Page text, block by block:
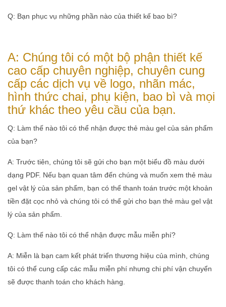
Q: Bạn phục vụ những phần nào của thiết kế bao bì?
A: Chúng tôi có một bộ phận thiết kế
cao cấp chuyên nghiệp, chuyên cung
cấp các dịch vụ về logo, nhãn mác,
hình thức chai, phụ kiện, bao bì và mọi
thứ khác theo yêu cầu của bạn.
Q: Làm thế nào tôi có thể nhận được thẻ màu gel của sản phẩm
của bạn?
A: Trước tiên, chúng tôi sẽ gửi cho bạn một biểu đồ màu dưới
dạng PDF. Nếu bạn quan tâm đến chúng và muốn xem thẻ màu
gel vật lý của sản phẩm, bạn có thể thanh toán trước một khoản
tiền đặt cọc nhỏ và chúng tôi có thể gửi cho bạn thẻ màu gel vật
lý của sản phẩm.
Q: Làm thế nào tôi có thể nhận được mẫu miễn phí?
A: Miễn là bạn cam kết phát triển thương hiệu của mình, chúng
tôi có thể cung cấp các mẫu miễn phí nhưng chi phí vận chuyển
sẽ được thanh toán cho khách hàng.